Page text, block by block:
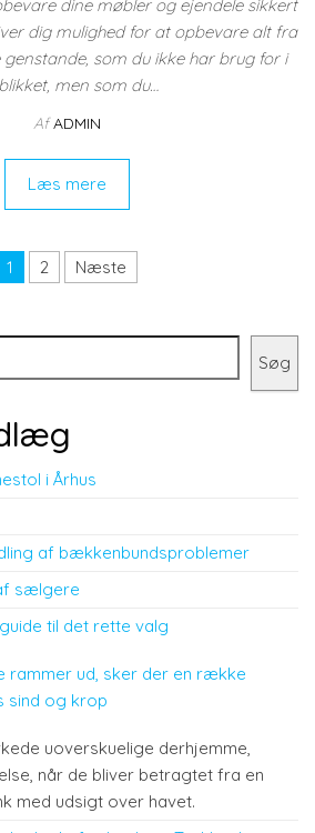
dine møbler og ejendele sikkert
dig mulighed for at opbevare alt fra
som du ikke har brug for i
men som du…
Af ADMIN
Læs mere
1 2 Næste
Søg
i Århus
af bækkenbundsproblemer
sælgere
til det rette valg
rammer ud, sker der en række
sind og krop
uoverskuelige derhjemme,
når de bliver betragtet fra en
med udsigt over havet.